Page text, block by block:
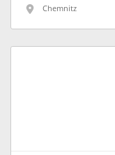
Chemnitz